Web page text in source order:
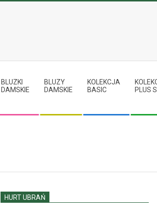
BLUZKI
DAMSKIE
BLUZY
DAMSKIE
KOLEKCJA
BASIC
PLUS
HURT UBRAŃ